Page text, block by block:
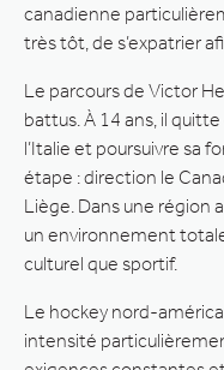
canadienne
très tôt, de s’expatrier
Le parcours de Victor
battus. À 14 ans, il
l’Italie et poursuivre sa
étape : direction le
Liège. Dans une région
un environnement
culturel que sportif.
Le hockey nord-
intensité